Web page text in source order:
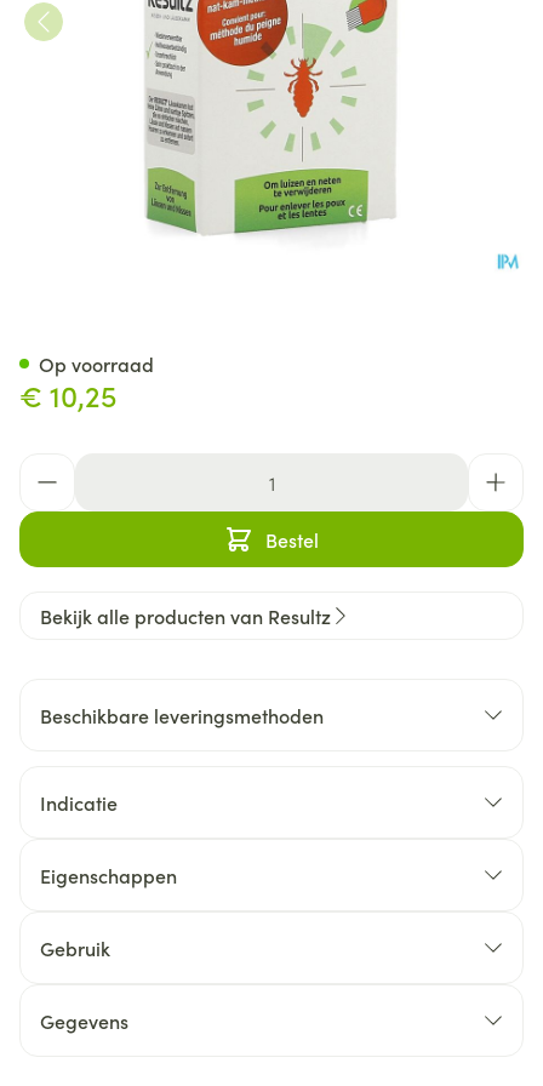
€ 10,25
Bestel
Op voorraad
Bekijk alle producten van Resultz
Beschikbare leveringsmethoden
Indicatie
Eigenschappen
Gebruik
Gegevens